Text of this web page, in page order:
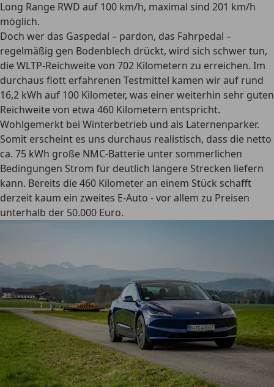
Long Range RWD auf 100 km/h, maximal sind 201 km/h
möglich.
Doch wer das Gaspedal – pardon, das Fahrpedal –
regelmäßig gen Bodenblech drückt, wird sich schwer tun,
die WLTP-Reichweite von 702 Kilometern zu erreichen. Im
durchaus flott erfahrenen Testmittel kamen wir auf rund
16,2 kWh auf 100 Kilometer, was einer weiterhin sehr guten
Reichweite von etwa 460 Kilometern entspricht.
Wohlgemerkt bei Winterbetrieb und als Laternenparker.
Somit erscheint es uns durchaus realistisch, dass die netto
ca. 75 kWh große NMC-Batterie unter sommerlichen
Bedingungen Strom für deutlich längere Strecken liefern
kann. Bereits die 460 Kilometer an einem Stück schafft
derzeit kaum ein zweites E-Auto - vor allem zu Preisen
unterhalb der 50.000 Euro.